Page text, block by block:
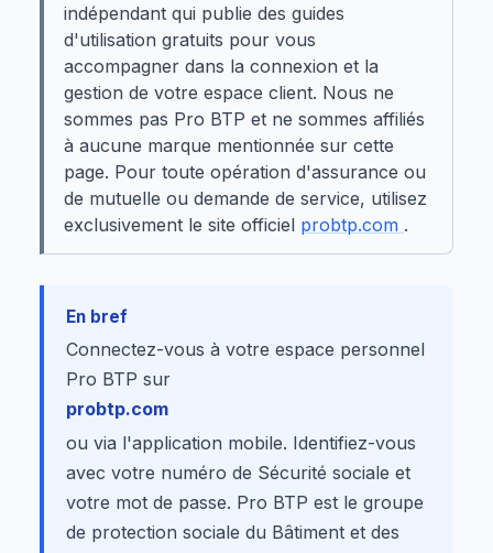
indépendant qui publie des guides
d'utilisation gratuits pour vous
accompagner dans la connexion et la
gestion de votre espace client. Nous ne
sommes pas Pro BTP et ne sommes affiliés
à aucune marque mentionnée sur cette
page. Pour toute opération d'assurance ou
de mutuelle ou demande de service, utilisez
exclusivement le site officiel probtp.com .
En bref
Connectez-vous à votre espace personnel
Pro BTP sur
probtp.com
ou via l'application mobile. Identifiez-vous
avec votre numéro de Sécurité sociale et
votre mot de passe. Pro BTP est le groupe
de protection sociale du Bâtiment et des